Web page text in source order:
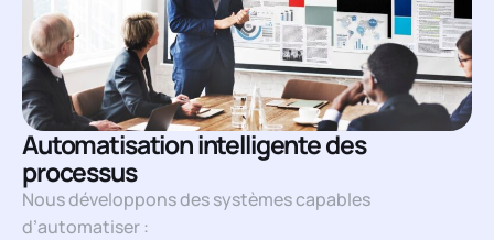
Automatisation intelligente des
processus
Nous développons des systèmes capables
d’automatiser :